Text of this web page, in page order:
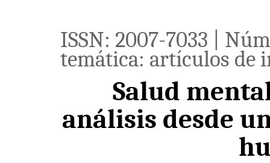
ISSN: 2007-7033 |
temática: artículos de
Salud
análisis desde